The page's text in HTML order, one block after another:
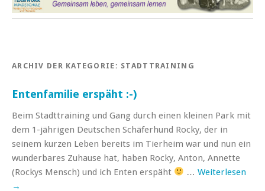
ARCHIV DER KATEGORIE: STADTTRAINING
Entenfamilie erspäht :-)
Beim Stadttraining und Gang durch einen kleinen Park mit
dem 1-jährigen Deutschen Schäferhund Rocky, der in
seinem kurzen Leben bereits im Tierheim war und nun ein
wunderbares Zuhause hat, haben Rocky, Anton, Annette
(Rockys Mensch) und ich Enten erspäht
…Weiterlesen
→